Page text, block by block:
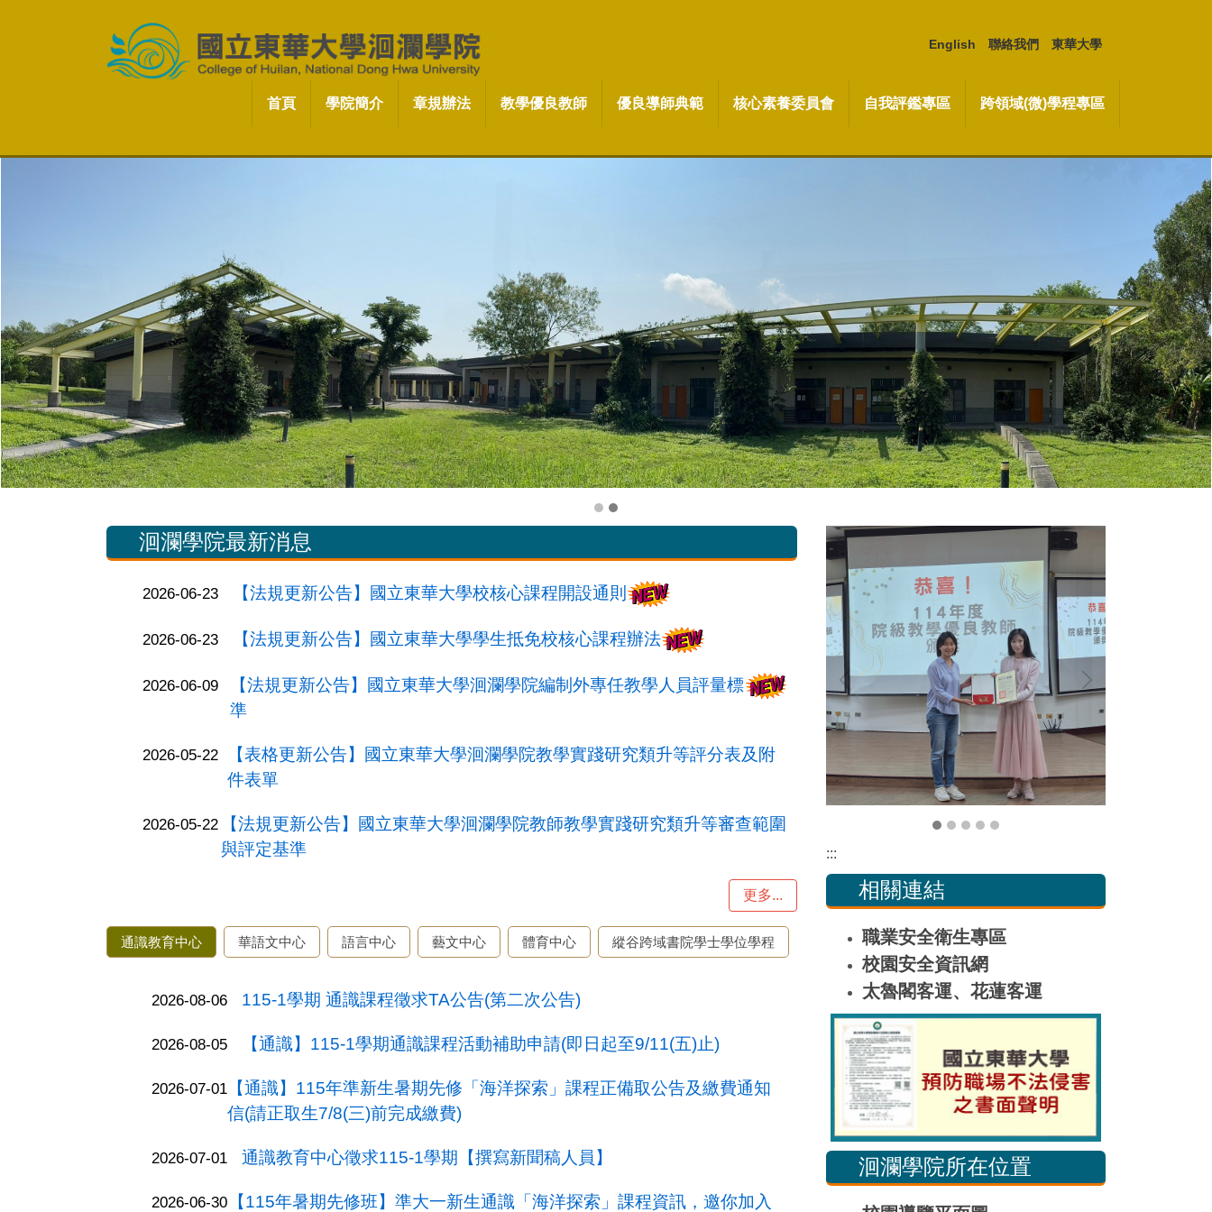
English 聯絡我們 東華大學
首頁 學院簡介 章規辦法 教學優良教師 優良導師典範 核心素養委員會 自我評鑑專區 跨領域(微)學程專區
洄瀾學院最新消息
2026-06-23 【法規更新公告】國立東華大學校核心課程開設通則
2026-06-23 【法規更新公告】國立東華大學學生抵免校核心課程辦法
2026-06-09
【法規更新公告】國立東華大學洄瀾學院編制外專任教學人員評量標
準
2026-05-22
【表格更新公告】國立東華大學洄瀾學院教學實踐研究類升等評分表及附
件表單
2026-05-22
【法規更新公告】國立東華大學洄瀾學院教師教學實踐研究類升等審查範圍
與評定基準
更多...
通識教育中心 華語文中心 語言中心 藝文中心 體育中心 縱谷跨域書院學士學位學程
2026-08-06 115-1學期 通識課程徵求TA公告(第二次公告)
2026-08-05 【通識】115-1學期通識課程活動補助申請(即日起至9/11(五)止)
2026-07-01 【通識】115年準新生暑期先修「海洋探索」課程正備取公告及繳費通知
信(請正取生7/8(三)前完成繳費)
2026-07-01 通識教育中心徵求115-1學期【撰寫新聞稿人員】
2026-06-30 【115年暑期先修班】準大一新生通識「海洋探索」課程資訊，邀你加入
:::
相關連結
職業安全衛生專區
校園安全資訊網
太魯閣客運、花蓮客運
洄瀾學院所在位置